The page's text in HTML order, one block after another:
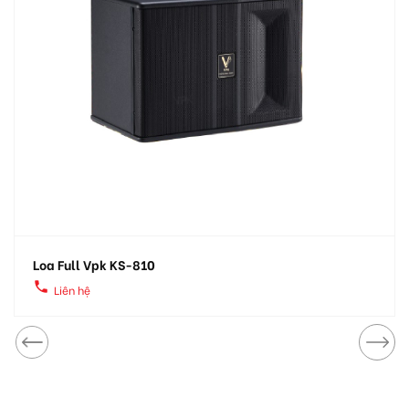
Loa Full Vpk KS-810
local_phone Liên hệ